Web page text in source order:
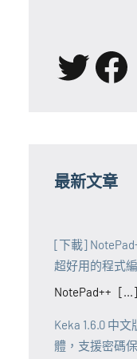
X
最新文章
[下載]
超好用的程式
NotePad++ [...]
Keka 1.6.0 中文
體，支援密碼